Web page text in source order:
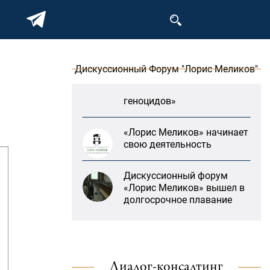
Дискуссионный Форум "Лорис Меликов"
форума «Лорис Меликов»
на тему: «ООН и
предотвращение
«Лорис Меликов» вышел в
долгосрочное плавание
В Москве прошло
заседание дискуссионного
форума «Лорис Меликов»
«Литературная Армения»